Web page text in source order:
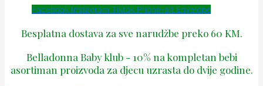
Facebook Instagram Tiktok Phone-alt Envelope
Besplatna dostava za sve narudžbe preko 60 KM.
Belladonna Baby klub - 10% na kompletan bebi
asortiman proizvoda za djecu uzrasta do dvije godine.